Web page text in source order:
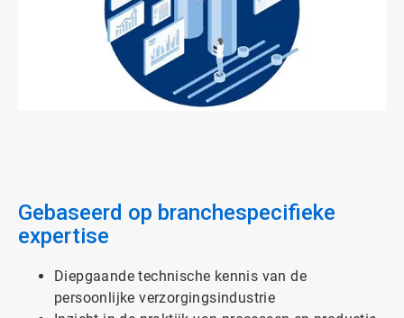
Gebaseerd op branchespecifieke
expertise
Diepgaande technische kennis van de
persoonlijke verzorgingsindustrie